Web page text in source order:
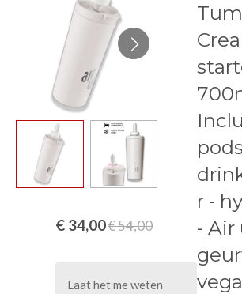
r -
- Air
€ 34,00€ 54,00
Laat het me weten